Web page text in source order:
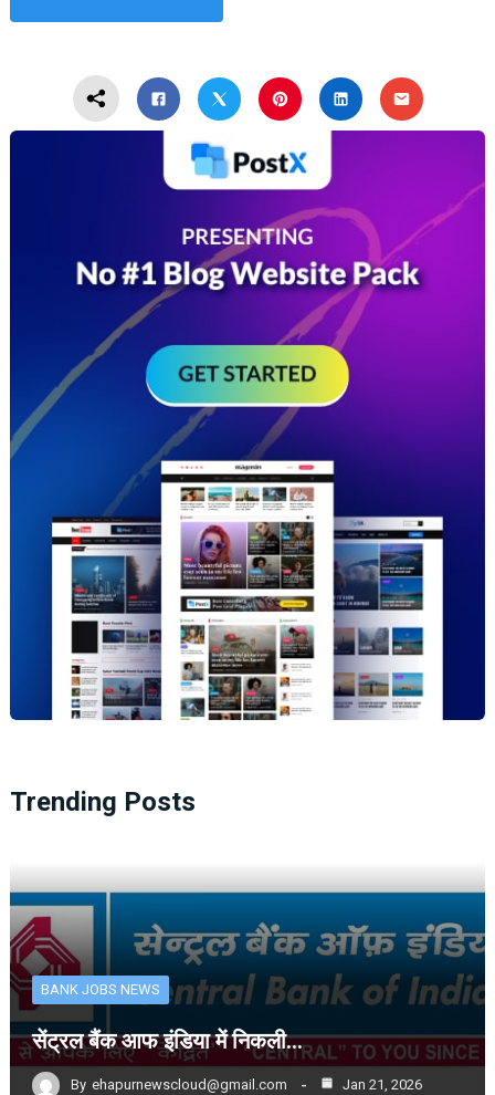
Trending Posts
BANK JOBS NEWS
सेंट्रल बैंक आफ इंडिया में निकली…
By ehapurnewscloud@gmail.com Jan 21, 2026